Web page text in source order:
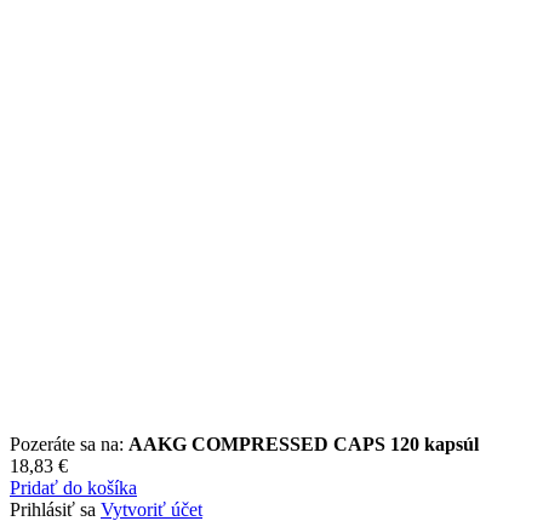
Pozeráte sa na: AAKG COMPRESSED CAPS 120 kapsúl
18,83 €
Pridať do košíka
Prihlásiť sa Vytvoriť účet